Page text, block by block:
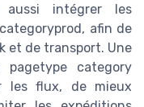
aussi intégrer les
afin de
et de transport. Une
category
les flux, de mieux